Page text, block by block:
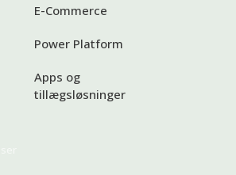
E-Commerce
Power Platform
Apps og
tillægsløsninger